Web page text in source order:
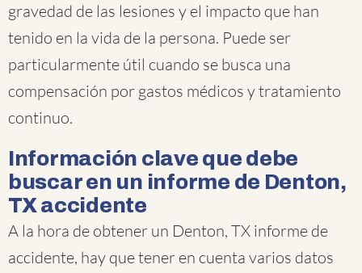
gravedad de las lesiones y el impacto que han
tenido en la vida de la persona. Puede ser
particularmente útil cuando se busca una
compensación por gastos médicos y tratamiento
continuo.
Información clave que debe
buscar en un informe de Denton,
TX accidente
A la hora de obtener un Denton, TX informe de
accidente, hay que tener en cuenta varios datos